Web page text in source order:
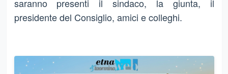
saranno presenti il sindaco, la giunta, il
presidente del Consiglio, amici e colleghi.